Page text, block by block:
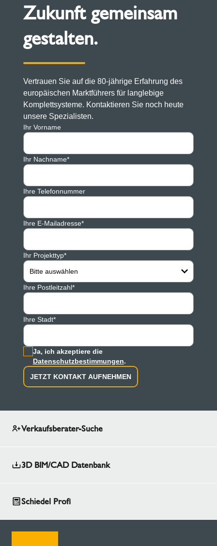
Zukunft gemeinsam
gestalten.
Vertrauen Sie auf die 80-jährige Erfahrung des
europäischen Marktführers für langlebige
Komplettsysteme. Kontaktieren Sie noch heute
unsere Spezialisten.
Ihr Vorname
Ihr Nachname*
Ihre Telefonnummer
Ihre E-Mailadresse*
Ihr Projekttyp*
Bitte auswählen
Ihre Postleitzahl*
Ihre Stadt*
Ja, ich akzeptiere die
Datenschutzbestimmungen.
JETZT KONTAKT AUFNEHMEN
Verkaufsberater-Suche
3D BIM/CAD Datenbank
Schiedel Profi